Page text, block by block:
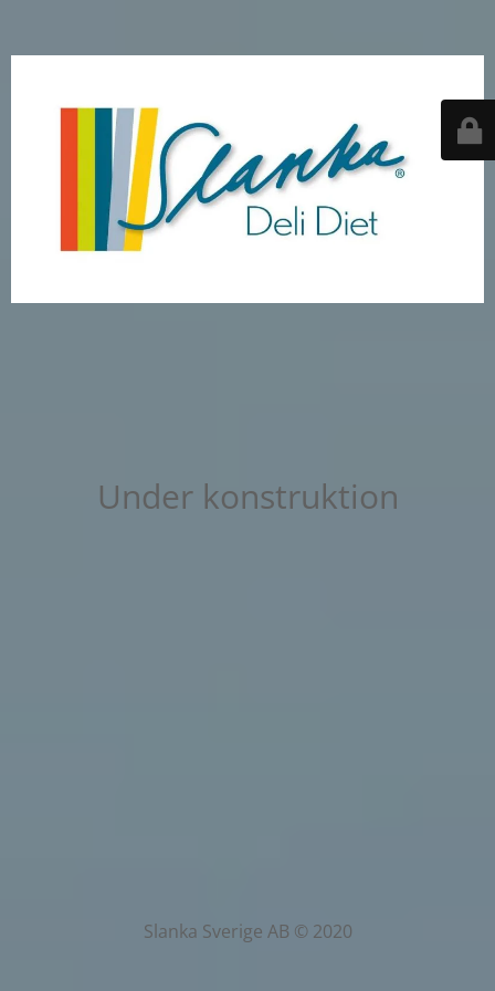
Under konstruktion
Slanka Sverige AB © 2020